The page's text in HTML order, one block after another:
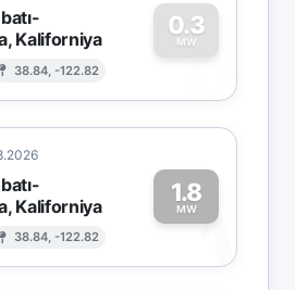
Kaliforniya
38.84, -122.82
0.3
MW
0
Kaliforniya
38.84, -122.82
1.8
MW1